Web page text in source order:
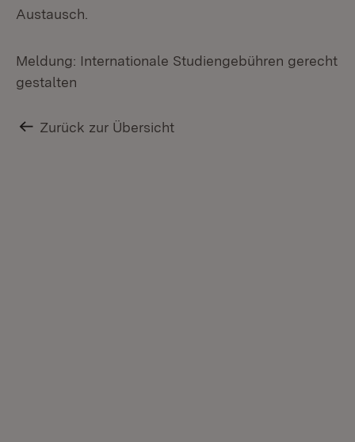
Austausch.
Meldung: Internationale Studiengebühren gerecht
gestalten
Zurück zur Übersicht